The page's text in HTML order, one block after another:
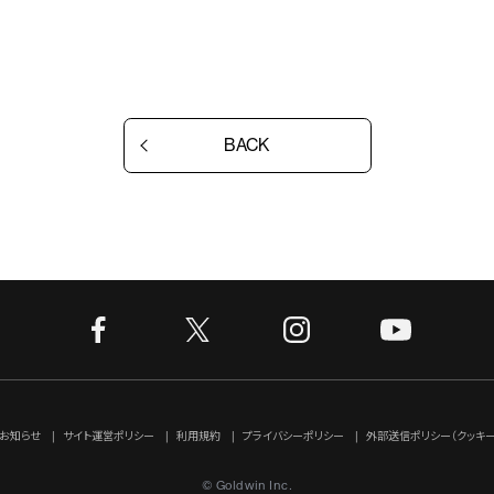
BACK
知らせ サイト運営ポリシー 利用規約 プライバシーポリシー 外部送信ポリシー（クッキ
© Goldwin Inc.